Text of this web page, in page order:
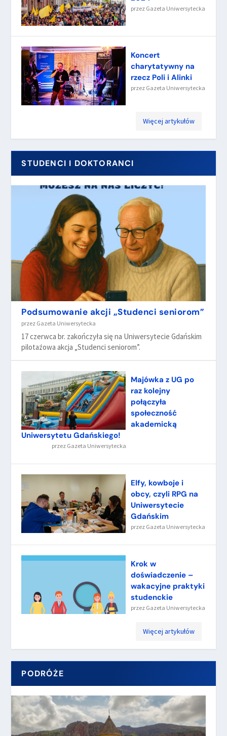
przez Gazeta Uniwersytecka
Koncert
charytatywny na
rzecz Poli i Alinki
przez Gazeta Uniwersytecka
Więcej artykułów
STUDENCI I DOKTORANCI
Podsumowanie akcji „Studenci seniorom”
przez Gazeta Uniwersytecka
17 czerwca br. zakończyła się na Uniwersytecie Gdańskim
pilotażowa akcja „Studenci seniorom”.
Majówka z UG po
raz kolejny
połączyła
społeczność
akademicką
Uniwersytetu Gdańskiego!
przez Gazeta Uniwersytecka
Elfy, kowboje i
obcy, czyli RPG na
Uniwersytecie
Gdańskim
przez Gazeta Uniwersytecka
Krok w
doświadczenie –
wakacyjne praktyki
studenckie
przez Gazeta Uniwersytecka
Więcej artykułów
PODRÓŻE